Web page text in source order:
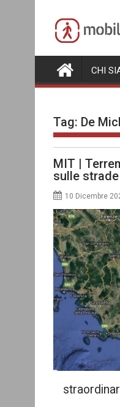
content
CHI
Tag: De
MIT |
sulle strade
10 Dicembre